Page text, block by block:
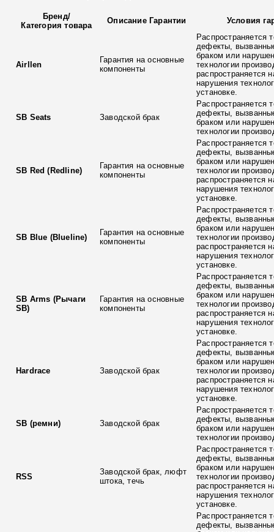
Бренд/
Категория товара
Описание Гарантии Условия
Airllen
Гарантия на основные
компоненты
Распространяется
дефекты,
браком или
технологии
распространяется
нарушения
установке.
SB Seats Заводской брак
Распространяется
дефекты,
браком или
технологии
SB Red (Redline)
Гарантия на основные
компоненты
Распространяется
дефекты,
браком или
технологии
распространяется
нарушения
установке.
SB Blue (Blueline)
Гарантия на основные
компоненты
Распространяется
дефекты,
браком или
технологии
распространяется
нарушения
установке.
SB Arms (Рычаги
SB)
Гарантия на основные
компоненты
Распространяется
дефекты,
браком или
технологии
распространяется
нарушения
установке.
Hardrace Заводской брак
Распространяется
дефекты,
браком или
технологии
распространяется
нарушения
установке.
SB (ремни) Заводской брак
Распространяется
дефекты,
браком или
технологии
RSS
Заводской брак, люфт
штока, течь
Распространяется
дефекты,
браком или
технологии
распространяется
нарушения
установке.
Распространяется
дефекты,